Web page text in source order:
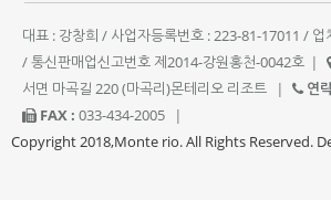
대표 : 강창희 / 사업자등록번호 : 223-81-17011 / 업
/ 통신판매업신고번호 제2014-강원홍천-0042호 |
서면 마곡길 220 (마곡리)몬테리오 리조트
| 연
FAX : 033-434-2005
|
Copyright 2018,Monte rio. All Rights Reserved.